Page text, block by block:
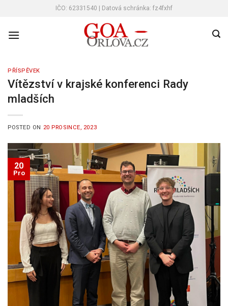
content
IČO: 62331540 | Datová schránka: fz4fxhf
PŘÍSPĚVEK
Vítězství v krajské konferenci Rady
mladších
POSTED ON 20 PROSINCE, 2023
20
Pro